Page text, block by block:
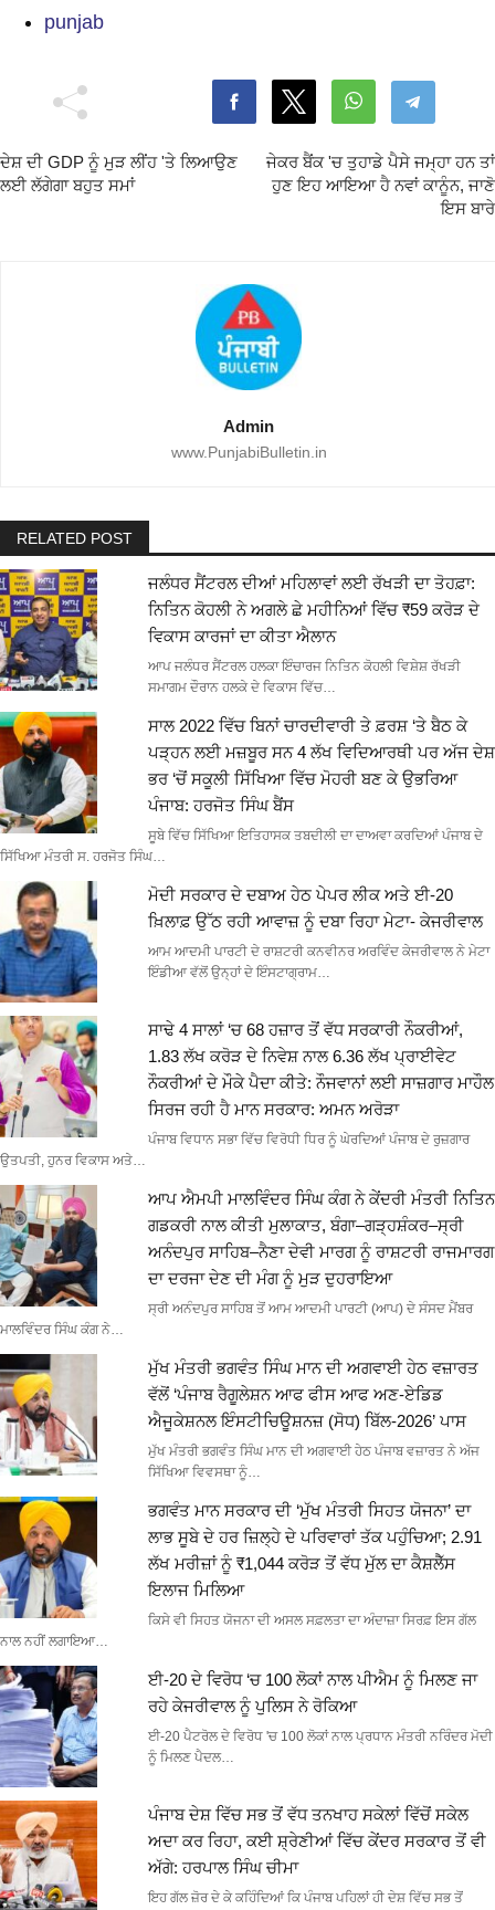
punjab
ਦੇਸ਼ ਦੀ GDP ਨੂੰ ਮੁੜ ਲੀਂਹ 'ਤੇ ਲਿਆਉਣ
ਲਈ ਲੱਗੇਗਾ ਬਹੁਤ ਸਮਾਂ
ਜੇਕਰ ਬੈਂਕ 'ਚ ਤੁਹਾਡੇ ਪੈਸੇ ਜਮ੍ਹਾ ਹਨ ਤਾਂ
ਹੁਣ ਇਹ ਆਇਆ ਹੈ ਨਵਾਂ ਕਾਨੂੰਨ, ਜਾਣੋ
ਇਸ ਬਾਰੇ
Admin
www.PunjabiBulletin.in
RELATED POST
ਜਲੰਧਰ ਸੈਂਟਰਲ ਦੀਆਂ ਮਹਿਲਾਵਾਂ ਲਈ ਰੱਖੜੀ ਦਾ ਤੋਹਫ਼ਾ:
ਨਿਤਿਨ ਕੋਹਲੀ ਨੇ ਅਗਲੇ ਛੇ ਮਹੀਨਿਆਂ ਵਿੱਚ ₹59 ਕਰੋੜ ਦੇ
ਵਿਕਾਸ ਕਾਰਜਾਂ ਦਾ ਕੀਤਾ ਐਲਾਨ
ਆਪ ਜਲੰਧਰ ਸੈਂਟਰਲ ਹਲਕਾ ਇੰਚਾਰਜ ਨਿਤਿਨ ਕੋਹਲੀ ਵਿਸ਼ੇਸ਼ ਰੱਖੜੀ
ਸਮਾਗਮ ਦੌਰਾਨ ਹਲਕੇ ਦੇ ਵਿਕਾਸ ਵਿੱਚ…
ਸਾਲ 2022 ਵਿੱਚ ਬਿਨਾਂ ਚਾਰਦੀਵਾਰੀ ਤੇ ਫ਼ਰਸ਼ ‘ਤੇ ਬੈਠ ਕੇ
ਪੜ੍ਹਨ ਲਈ ਮਜ਼ਬੂਰ ਸਨ 4 ਲੱਖ ਵਿਦਿਆਰਥੀ ਪਰ ਅੱਜ ਦੇਸ਼
ਭਰ ‘ਚੋਂ ਸਕੂਲੀ ਸਿੱਖਿਆ ਵਿੱਚ ਮੋਹਰੀ ਬਣ ਕੇ ਉਭਰਿਆ
ਪੰਜਾਬ: ਹਰਜੋਤ ਸਿੰਘ ਬੈਂਸ
ਸੂਬੇ ਵਿੱਚ ਸਿੱਖਿਆ ਇਤਿਹਾਸਕ ਤਬਦੀਲੀ ਦਾ ਦਾਅਵਾ ਕਰਦਿਆਂ ਪੰਜਾਬ ਦੇ
ਸਿੱਖਿਆ ਮੰਤਰੀ ਸ. ਹਰਜੋਤ ਸਿੰਘ…
ਮੋਦੀ ਸਰਕਾਰ ਦੇ ਦਬਾਅ ਹੇਠ ਪੇਪਰ ਲੀਕ ਅਤੇ ਈ-20
ਖ਼ਿਲਾਫ਼ ਉੱਠ ਰਹੀ ਆਵਾਜ਼ ਨੂੰ ਦਬਾ ਰਿਹਾ ਮੇਟਾ- ਕੇਜਰੀਵਾਲ
ਆਮ ਆਦਮੀ ਪਾਰਟੀ ਦੇ ਰਾਸ਼ਟਰੀ ਕਨਵੀਨਰ ਅਰਵਿੰਦ ਕੇਜਰੀਵਾਲ ਨੇ ਮੇਟਾ
ਇੰਡੀਆ ਵੱਲੋਂ ਉਨ੍ਹਾਂ ਦੇ ਇੰਸਟਾਗ੍ਰਾਮ…
ਸਾਢੇ 4 ਸਾਲਾਂ ‘ਚ 68 ਹਜ਼ਾਰ ਤੋਂ ਵੱਧ ਸਰਕਾਰੀ ਨੌਕਰੀਆਂ,
1.83 ਲੱਖ ਕਰੋੜ ਦੇ ਨਿਵੇਸ਼ ਨਾਲ 6.36 ਲੱਖ ਪ੍ਰਾਈਵੇਟ
ਨੌਕਰੀਆਂ ਦੇ ਮੌਕੇ ਪੈਦਾ ਕੀਤੇ: ਨੌਜਵਾਨਾਂ ਲਈ ਸਾਜ਼ਗਾਰ ਮਾਹੌਲ
ਸਿਰਜ ਰਹੀ ਹੈ ਮਾਨ ਸਰਕਾਰ: ਅਮਨ ਅਰੋੜਾ
ਪੰਜਾਬ ਵਿਧਾਨ ਸਭਾ ਵਿੱਚ ਵਿਰੋਧੀ ਧਿਰ ਨੂੰ ਘੇਰਦਿਆਂ ਪੰਜਾਬ ਦੇ ਰੁਜ਼ਗਾਰ
ਉਤਪਤੀ, ਹੁਨਰ ਵਿਕਾਸ ਅਤੇ…
ਆਪ ਐਮਪੀ ਮਾਲਵਿੰਦਰ ਸਿੰਘ ਕੰਗ ਨੇ ਕੇਂਦਰੀ ਮੰਤਰੀ ਨਿਤਿਨ
ਗਡਕਰੀ ਨਾਲ ਕੀਤੀ ਮੁਲਾਕਾਤ, ਬੰਗਾ–ਗੜ੍ਹਸ਼ੰਕਰ–ਸ੍ਰੀ
ਅਨੰਦਪੁਰ ਸਾਹਿਬ–ਨੈਣਾ ਦੇਵੀ ਮਾਰਗ ਨੂੰ ਰਾਸ਼ਟਰੀ ਰਾਜਮਾਰਗ
ਦਾ ਦਰਜਾ ਦੇਣ ਦੀ ਮੰਗ ਨੂੰ ਮੁੜ ਦੁਹਰਾਇਆ
ਸ੍ਰੀ ਅਨੰਦਪੁਰ ਸਾਹਿਬ ਤੋਂ ਆਮ ਆਦਮੀ ਪਾਰਟੀ (ਆਪ) ਦੇ ਸੰਸਦ ਮੈਂਬਰ
ਮਾਲਵਿੰਦਰ ਸਿੰਘ ਕੰਗ ਨੇ…
ਮੁੱਖ ਮੰਤਰੀ ਭਗਵੰਤ ਸਿੰਘ ਮਾਨ ਦੀ ਅਗਵਾਈ ਹੇਠ ਵਜ਼ਾਰਤ
ਵੱਲੋਂ ‘ਪੰਜਾਬ ਰੈਗੂਲੇਸ਼ਨ ਆਫ ਫੀਸ ਆਫ ਅਣ-ਏਡਿਡ
ਐਜੂਕੇਸ਼ਨਲ ਇੰਸਟੀਚਿਊਸ਼ਨਜ਼ (ਸੋਧ) ਬਿੱਲ-2026’ ਪਾਸ
ਮੁੱਖ ਮੰਤਰੀ ਭਗਵੰਤ ਸਿੰਘ ਮਾਨ ਦੀ ਅਗਵਾਈ ਹੇਠ ਪੰਜਾਬ ਵਜ਼ਾਰਤ ਨੇ ਅੱਜ
ਸਿੱਖਿਆ ਵਿਵਸਥਾ ਨੂੰ…
ਭਗਵੰਤ ਮਾਨ ਸਰਕਾਰ ਦੀ ‘ਮੁੱਖ ਮੰਤਰੀ ਸਿਹਤ ਯੋਜਨਾ’ ਦਾ
ਲਾਭ ਸੂਬੇ ਦੇ ਹਰ ਜ਼ਿਲ੍ਹੇ ਦੇ ਪਰਿਵਾਰਾਂ ਤੱਕ ਪਹੁੰਚਿਆ; 2.91
ਲੱਖ ਮਰੀਜ਼ਾਂ ਨੂੰ ₹1,044 ਕਰੋੜ ਤੋਂ ਵੱਧ ਮੁੱਲ ਦਾ ਕੈਸ਼ਲੈੱਸ
ਇਲਾਜ ਮਿਲਿਆ
ਕਿਸੇ ਵੀ ਸਿਹਤ ਯੋਜਨਾ ਦੀ ਅਸਲ ਸਫ਼ਲਤਾ ਦਾ ਅੰਦਾਜ਼ਾ ਸਿਰਫ਼ ਇਸ ਗੱਲ
ਨਾਲ ਨਹੀਂ ਲਗਾਇਆ…
ਈ-20 ਦੇ ਵਿਰੋਧ ‘ਚ 100 ਲੋਕਾਂ ਨਾਲ ਪੀਐਮ ਨੂੰ ਮਿਲਣ ਜਾ
ਰਹੇ ਕੇਜਰੀਵਾਲ ਨੂੰ ਪੁਲਿਸ ਨੇ ਰੋਕਿਆ
ਈ-20 ਪੈਟਰੋਲ ਦੇ ਵਿਰੋਧ 'ਚ 100 ਲੋਕਾਂ ਨਾਲ ਪ੍ਰਧਾਨ ਮੰਤਰੀ ਨਰਿੰਦਰ ਮੋਦੀ
ਨੂੰ ਮਿਲਣ ਪੈਦਲ…
ਪੰਜਾਬ ਦੇਸ਼ ਵਿੱਚ ਸਭ ਤੋਂ ਵੱਧ ਤਨਖਾਹ ਸਕੇਲਾਂ ਵਿੱਚੋਂ ਸਕੇਲ
ਅਦਾ ਕਰ ਰਿਹਾ, ਕਈ ਸ਼੍ਰੇਣੀਆਂ ਵਿੱਚ ਕੇਂਦਰ ਸਰਕਾਰ ਤੋਂ ਵੀ
ਅੱਗੇ: ਹਰਪਾਲ ਸਿੰਘ ਚੀਮਾ
ਇਹ ਗੱਲ ਜ਼ੋਰ ਦੇ ਕੇ ਕਹਿੰਦਿਆਂ ਕਿ ਪੰਜਾਬ ਪਹਿਲਾਂ ਹੀ ਦੇਸ਼ ਵਿੱਚ ਸਭ ਤੋਂ